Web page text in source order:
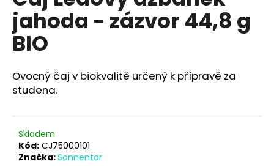
0,0
5
hvězdiček.
jahoda - zázvor 44,8 g
BIO
Ovocný čaj v biokvalitě určený k přípravě za
studena.
Skladem
Kód: CJ75000101
Značka:Sonnentor
a
j
í
?